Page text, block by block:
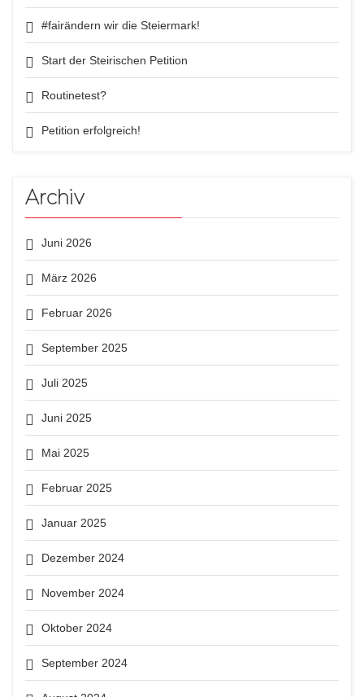
#fairändern wir die Steiermark!
Start der Steirischen Petition
Routinetest?
Petition erfolgreich!
Archiv
Juni 2026
März 2026
Februar 2026
September 2025
Juli 2025
Juni 2025
Mai 2025
Februar 2025
Januar 2025
Dezember 2024
November 2024
Oktober 2024
September 2024